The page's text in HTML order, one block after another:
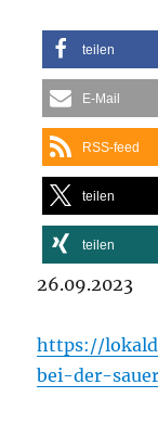
teilen
E-Mail
RSS-feed
teilen
teilen
26.09.2023
https://
bei-der-